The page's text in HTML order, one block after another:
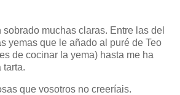
muchas claras. Entre las del
yemas que le añado al puré de Teo
de cocinar la yema) hasta me ha
tarta.
que vosotros no creeríais.